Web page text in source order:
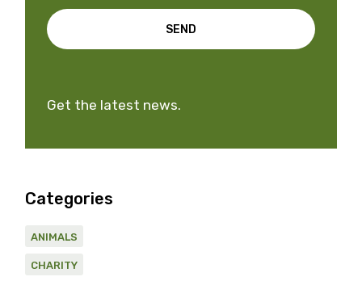
SEND
Get the latest news.
Categories
ANIMALS
CHARITY